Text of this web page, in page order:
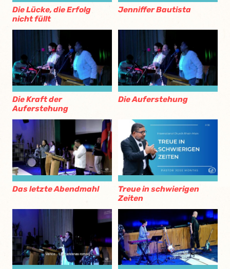
Die Lücke, die Erfolg
nicht füllt
Jenniffer Bautista
Die Kraft der
Auferstehung
Die Auferstehung
Das letzte Abendmahl
Treue in schwierigen
Zeiten